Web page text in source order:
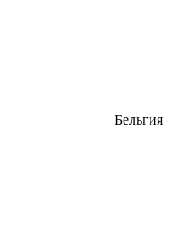
Бельгия